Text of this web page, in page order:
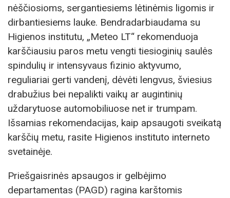
nėščiosioms, sergantiesiems lėtinėmis ligomis ir
dirbantiesiems lauke. Bendradarbiaudama su
Higienos institutu, „Meteo LT“ rekomenduoja
karščiausiu paros metu vengti tiesioginių saulės
spindulių ir intensyvaus fizinio aktyvumo,
reguliariai gerti vandenį, dėvėti lengvus, šviesius
drabužius bei nepalikti vaikų ar augintinių
uždarytuose automobiliuose net ir trumpam.
Išsamias rekomendacijas, kaip apsaugoti sveikatą
karščių metu, rasite Higienos instituto interneto
svetainėje.
Priešgaisrinės apsaugos ir gelbėjimo
departamentas (PAGD) ragina karštomis